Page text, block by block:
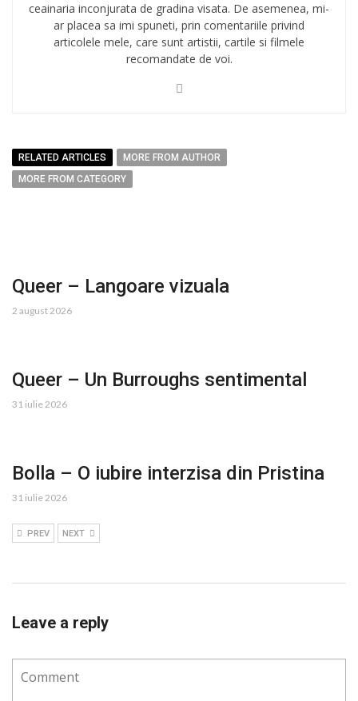
ceainaria inconjurata de gradina visata. De asemenea, mi-
ar placea sa imi spuneti, prin comentariile privind
articolele mele, care sunt artistii, cartile si filmele
recomandate de voi.
RELATED ARTICLES
MORE FROM AUTHOR
MORE FROM CATEGORY
Queer – Langoare vizuala
2 august 2026
Queer – Un Burroughs sentimental
31 iulie 2026
Bolla – O iubire interzisa din Pristina
31 iulie 2026
PREV NEXT
Leave a reply